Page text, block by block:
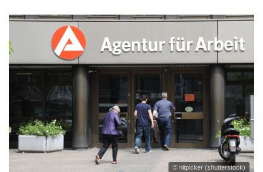
© nitpicker (shutterstock)